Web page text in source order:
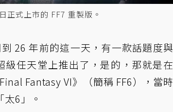
正式上市的 FF7 重製版。
26 年前的這一天，有一款話題度與
級任天堂上推出了，是的，那就是在
Fantasy VI》（簡稱 FF6），當時
6」。